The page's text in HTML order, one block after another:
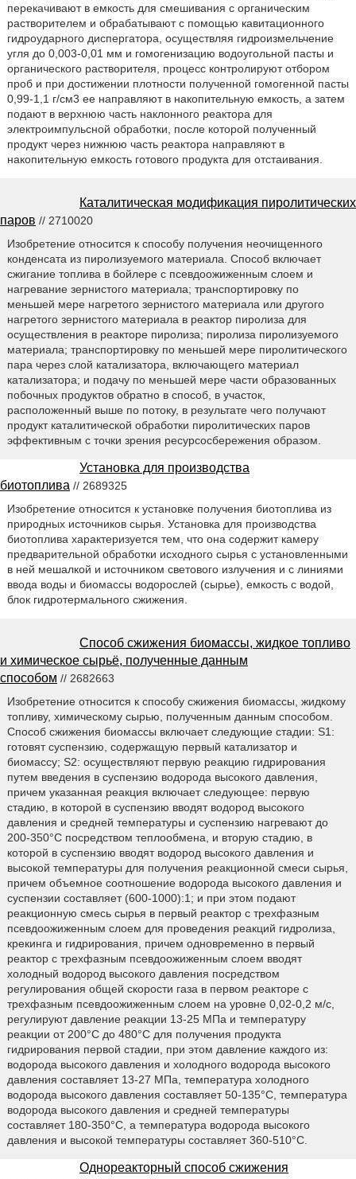
перекачивают в емкость для смешивания с органическим
растворителем и обрабатывают с помощью кавитационного
гидроударного диспергатора, осуществляя гидроизмельчение
угля до 0,003-0,01 мм и гомогенизацию водоугольной пасты и
органического растворителя, процесс контролируют отбором
проб и при достижении плотности полученной гомогенной пасты
0,99-1,1 г/см3 ее направляют в накопительную емкость, а затем
подают в верхнюю часть наклонного реактора для
электроимпульсной обработки, после которой полученный
продукт через нижнюю часть реактора направляют в
накопительную емкость готового продукта для отстаивания.
Каталитическая модификация пиролитических
паров // 2710020
Изобретение относится к способу получения неочищенного
конденсата из пиролизуемого материала. Способ включает
сжигание топлива в бойлере с псевдоожиженным слоем и
нагревание зернистого материала; транспортировку по
меньшей мере нагретого зернистого материала или другого
нагретого зернистого материала в реактор пиролиза для
осуществления в реакторе пиролиза; пиролиза пиролизуемого
материала; транспортировку по меньшей мере пиролитического
пара через слой катализатора, включающего материал
катализатора; и подачу по меньшей мере части образованных
побочных продуктов обратно в способ, в участок,
расположенный выше по потоку, в результате чего получают
продукт каталитической обработки пиролитических паров
эффективным с точки зрения ресурсосбережения образом.
Установка для производства
биотоплива // 2689325
Изобретение относится к установке получения биотоплива из
природных источников сырья. Установка для производства
биотоплива характеризуется тем, что она содержит камеру
предварительной обработки исходного сырья с установленными
в ней мешалкой и источником светового излучения и с линиями
ввода воды и биомассы водорослей (сырье), емкость с водой,
блок гидротермального сжижения.
Способ сжижения биомассы, жидкое топливо
и химическое сырьё, полученные данным
способом // 2682663
Изобретение относится к способу сжижения биомассы, жидкому
топливу, химическому сырью, полученным данным способом.
Способ сжижения биомассы включает следующие стадии: S1:
готовят суспензию, содержащую первый катализатор и
биомассу; S2: осуществляют первую реакцию гидрирования
путем введения в суспензию водорода высокого давления,
причем указанная реакция включает следующее: первую
стадию, в которой в суспензию вводят водород высокого
давления и средней температуры и суспензию нагревают до
200-350°С посредством теплообмена, и вторую стадию, в
которой в суспензию вводят водород высокого давления и
высокой температуры для получения реакционной смеси сырья,
причем объемное соотношение водорода высокого давления и
суспензии составляет (600-1000):1; и при этом подают
реакционную смесь сырья в первый реактор с трехфазным
псевдоожиженным слоем для проведения реакций гидролиза,
крекинга и гидрирования, причем одновременно в первый
реактор с трехфазным псевдоожиженным слоем вводят
холодный водород высокого давления посредством
регулирования общей скорости газа в первом реакторе с
трехфазным псевдоожиженным слоем на уровне 0,02-0,2 м/с,
регулируют давление реакции 13-25 МПа и температуру
реакции от 200°С до 480°С для получения продукта
гидрирования первой стадии, при этом давление каждого из:
водорода высокого давления и холодного водорода высокого
давления составляет 13-27 МПа, температура холодного
водорода высокого давления составляет 50-135°С, температура
водорода высокого давления и средней температуры
составляет 180-350°С, а температура водорода высокого
давления и высокой температуры составляет 360-510°С.
Однореакторный способ сжижения